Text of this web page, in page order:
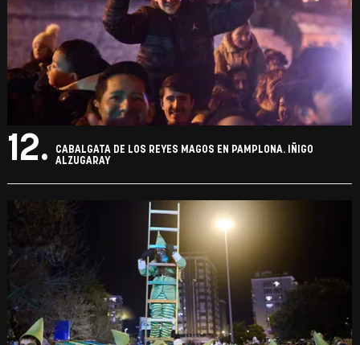
12.
CABALGATA DE LOS REYES MAGOS EN PAMPLONA. IÑIGO
ALZUGARAY